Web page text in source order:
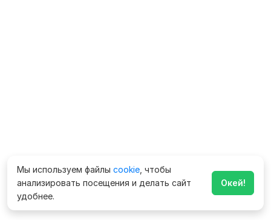
Мы используем файлы cookie , чтобы
анализировать посещения и делать сайт
удобнее.
Окей!